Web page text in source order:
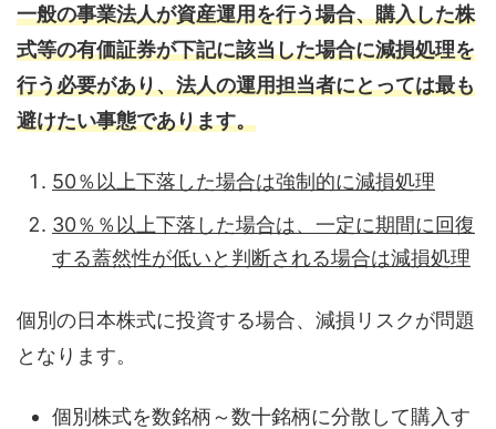
一般の事業法人が資産運用を行う場合、購入した株
式等の有価証券が下記に該当した場合に減損処理を
行う必要があり、法人の運用担当者にとっては最も
避けたい事態であります。
50％以上下落した場合は強制的に減損処理
30％％以上下落した場合は、一定に期間に回復
する蓋然性が低いと判断される場合は減損処理
個別の日本株式に投資する場合、減損リスクが問題
となります。
個別株式を数銘柄～数十銘柄に分散して購入す